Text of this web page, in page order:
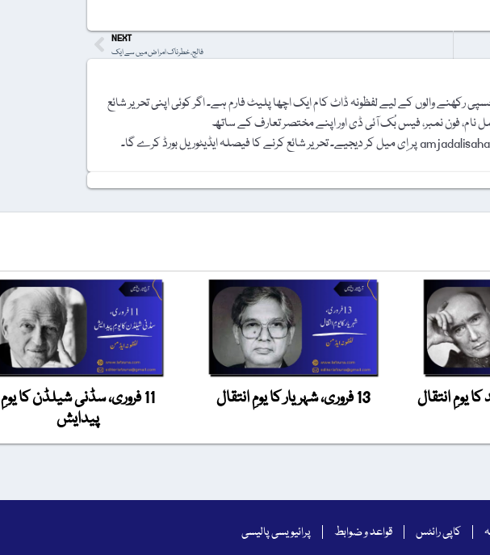
NEXT
فالج، خطرناک امراض میں سے ایک
رکھنے والوں کے لیے لفظونہ ڈاٹ کام ایک اچھا پلیٹ فارم ہے۔ اگر کوئی اپنی تحریر شائع
نام، فون نمبر، فیس بُک آئی ڈی اور اپنے مختصر تعارف کے ساتھ
13 فروری، شہریار کا یومِ انتقال
11 فروری، سڈنی شیلڈن کا یومِ
پیدایش
کاپی رائٹس قواعد و ضوابط پرائیویسی پالیسی